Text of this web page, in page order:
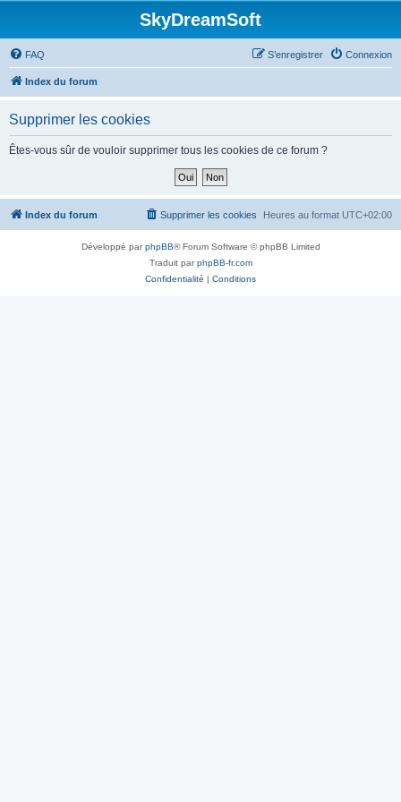
SkyDreamSoft
FAQ Connexion
S’enregistrer
Index du forum
Supprimer les cookies
Êtes-vous sûr de vouloir supprimer tous les cookies de ce forum ?
Index du forum Heures au format UTC+02:00
Supprimer les cookies
Développé parphpBB® Forum Software © phpBB Limited
Traduit parphpBB-fr.com
Confidentialité | Conditions